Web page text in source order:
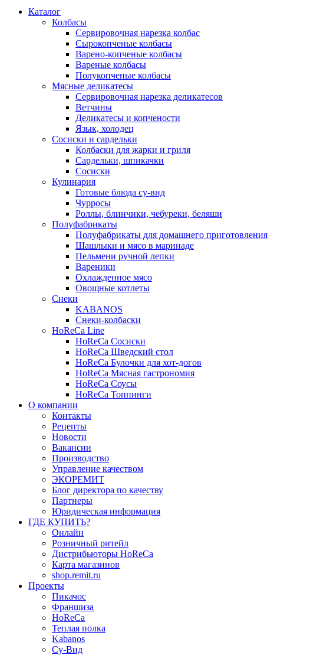
Каталог
Колбасы
Сервировочная нарезка колбас
Сырокопченые колбасы
Варено-копченые колбасы
Вареные колбасы
Полукопченые колбасы
Мясные деликатесы
Сервировочная нарезка деликатесов
Ветчины
Деликатесы и копчености
Язык, холодец
Сосиски и сардельки
Колбаски для жарки и гриля
Сардельки, шпикачки
Сосиски
Кулинария
Готовые блюда су-вид
Чурросы
Роллы, блинчики, чебуреки, беляши
Полуфабрикаты
Полуфабрикаты для домашнего приготовления
Шашлыки и мясо в маринаде
Пельмени ручной лепки
Вареники
Охлажденное мясо
Овощные котлеты
Снеки
KABANOS
Снеки-колбаски
HoReCa Line
HoReCa Сосиски
HoReCa Шведский стол
HoReCa Булочки для хот-догов
HoReCa Мясная гастрономия
HoReCa Соусы
HoReCa Топпинги
О компании
Контакты
Рецепты
Новости
Вакансии
Производство
Управление качеством
ЭКОРЕМИТ
Блог директора по качеству
Партнеры
Юридическая информация
ГДЕ КУПИТЬ?
Онлайн
Розничный ритейл
Дистрибьюторы HoReCa
Карта магазинов
shop.remit.ru
Проекты
Пикачос
Франшиза
HoReCa
Теплая полка
Kabanos
Су-Вид